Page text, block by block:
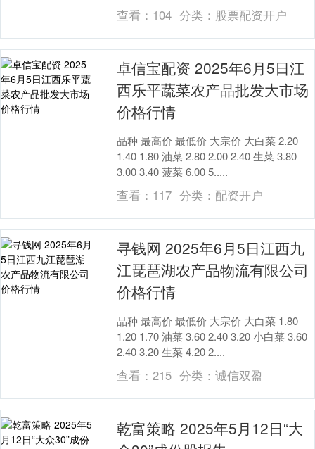
查看： 104 分类： 股票配资开户
卓信宝配资 2025年6月5日江
西乐平蔬菜农产品批发大市场
价格行情
品种 最高价 最低价 大宗价 大白菜 2.20
1.40 1.80 油菜 2.80 2.00 2.40 生菜 3.80
3.00 3.40 菠菜 6.00 5.....
查看： 117 分类： 配资开户
寻钱网 2025年6月5日江西九
江琵琶湖农产品物流有限公司
价格行情
品种 最高价 最低价 大宗价 大白菜 1.80
1.20 1.70 油菜 3.60 2.40 3.20 小白菜 3.60
2.40 3.20 生菜 4.20 2....
查看：215 分类： 诚信双盈
乾富策略 2025年5月12日“大